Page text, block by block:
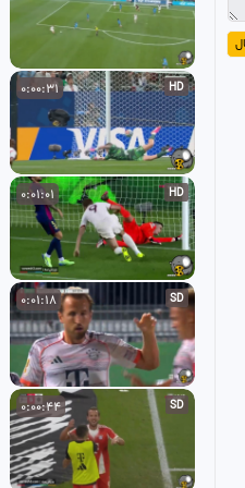
HD
0:00:31
HD
0:01:01
SD
0:01:18
SD
0:00:44